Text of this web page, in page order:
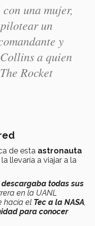
una mujer,
un
y
a quien
Rocket
de esta astronauta
llevaría a viajar a la
descargaba todas sus
en la UANL
hacía el Tec a la NASA
para conocer